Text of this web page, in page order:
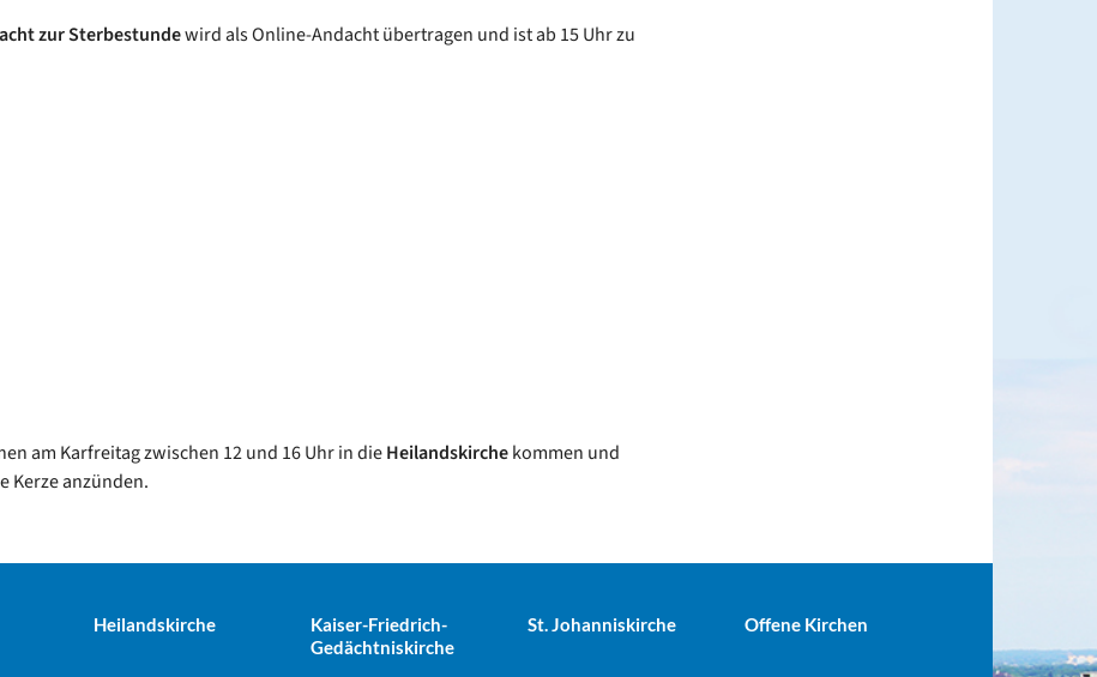
zur Sterbestundewird als Online-Andacht übertragen und ist ab 15 Uhr zu
am Karfreitag zwischen 12 und 16 Uhr in dieHeilandskirchekommen und
Kerze anzünden.
Heilandskirche
Kaiser-Friedrich-
Gedächtniskirche
St. Johanniskirche Offene Kirchen